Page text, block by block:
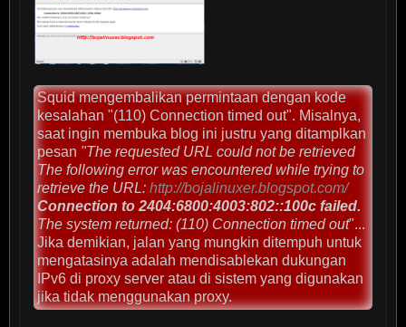
Squid mengembalikan permintaan dengan kode
kesalahan "(110) Connection timed out". Misalnya,
saat ingin membuka blog ini justru yang ditamplkan
pesan "The requested URL could not be retrieved
The following error was encountered while trying to
retrieve the URL:http://bojalinuxer.blogspot.com/
Connection to 2404:6800:4003:802::100c failed.
The system returned: (110) Connection timed out"...
Jika demikian, jalan yang mungkin ditempuh untuk
mengatasinya adalah mendisablekan dukungan
IPv6 di proxy server atau di sistem yang digunakan
jika tidak menggunakan proxy.